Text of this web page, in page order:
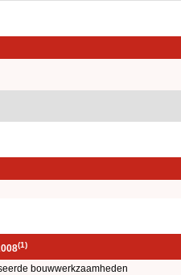
(1)
bouwwerkzaamheden